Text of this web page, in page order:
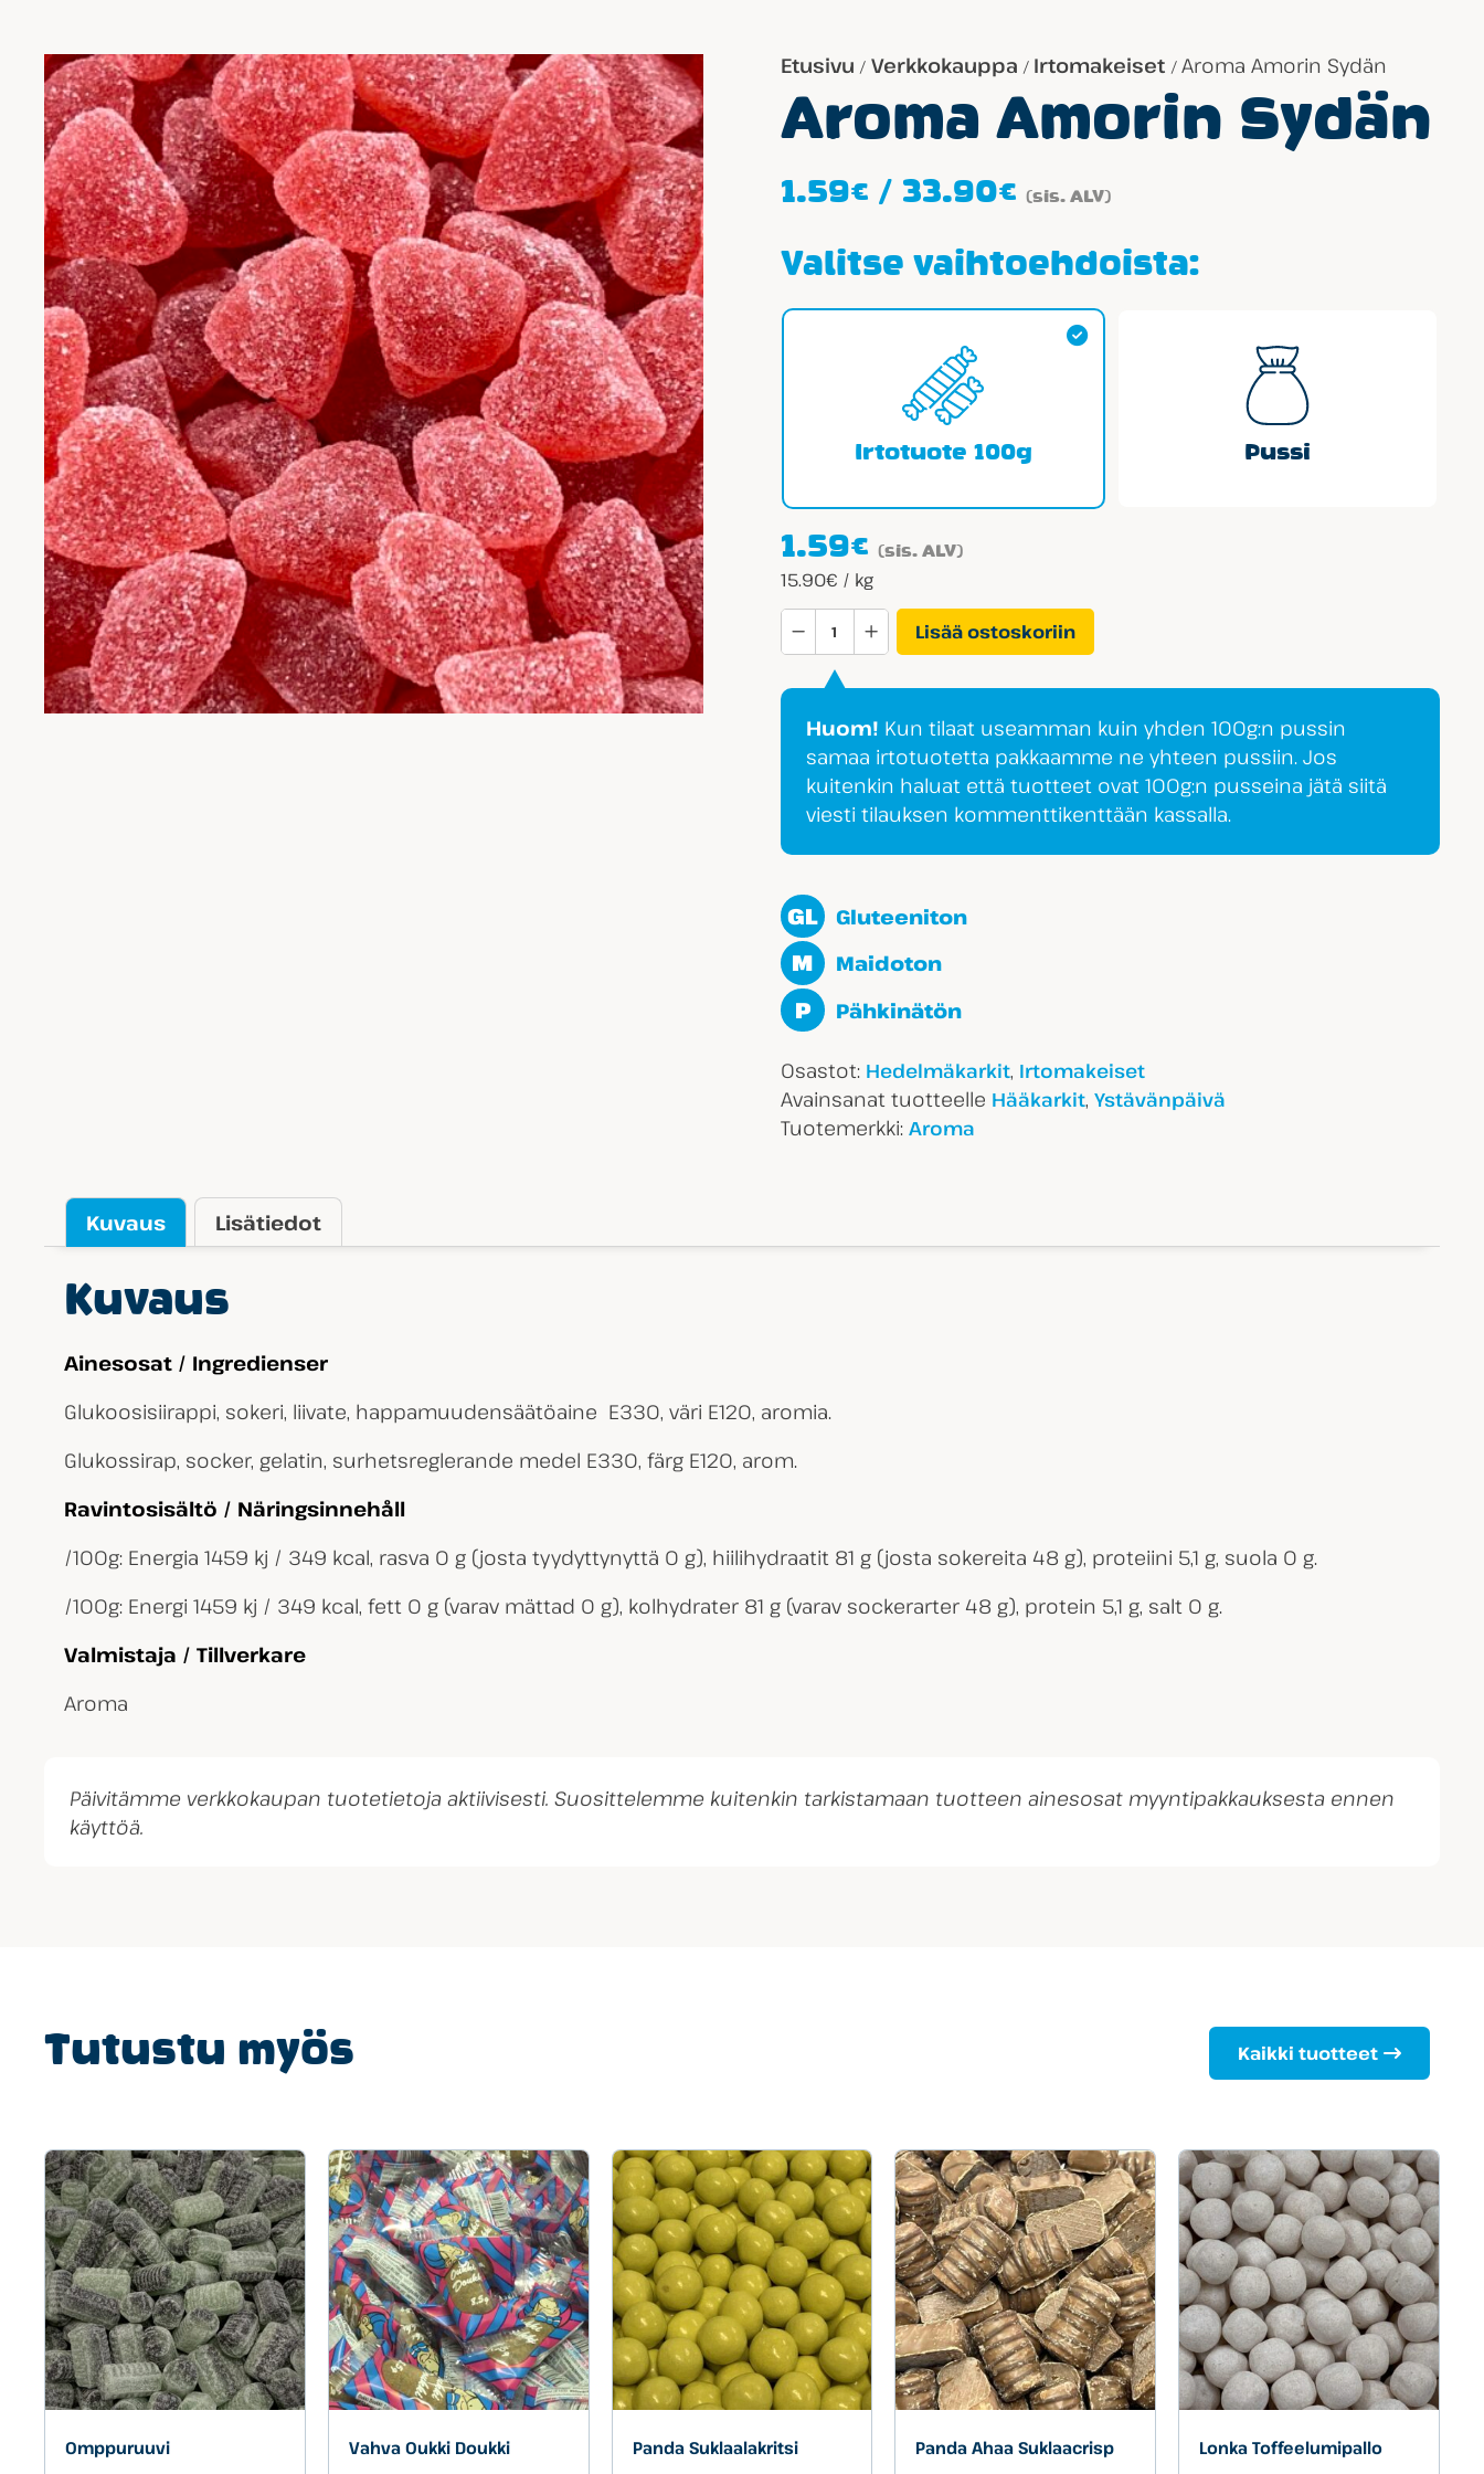
Etusivu / Verkkokauppa / Irtomakeiset / Aroma Amorin Sydän
Aroma Amorin Sydän
1.59€ / 33.90€ Hintaluokka:
-
(sis. ALV)
Valitse vaihtoehdoista:
Irtotuote 100g Pussi
1.59€ (sis. ALV)
15.90€ / kg
Aroma
Amorin
Sydän
Lisää ostoskoriin
Huom! Kun tilaat useamman kuin yhden 100g:n pussin
samaa irtotuotetta pakkaamme ne yhteen pussiin. Jos
kuitenkin haluat että tuotteet ovat 100g:n pusseina jätä siitä
viesti tilauksen kommenttikenttään kassalla.
GL Gluteeniton
M Maidoton
P Pähkinätön
Osastot: Hedelmäkarkit, Irtomakeiset
Avainsanat tuotteelle Hääkarkit, Ystävänpäivä
Tuotemerkki: Aroma
Kuvaus Lisätiedot
Kuvaus
Ainesosat / Ingredienser
Glukoosisiirappi, sokeri, liivate, happamuudensäätöaine E330, väri E120, aromia.
Glukossirap, socker, gelatin, surhetsreglerande medel E330, färg E120, arom.
Ravintosisältö / Näringsinnehåll
/100g: Energia 1459 kj / 349 kcal, rasva 0 g (josta tyydyttynyttä 0 g), hiilihydraatit 81 g (josta sokereita 48 g), proteiini 5,1 g, suola 0 g.
/100g: Energi 1459 kj / 349 kcal, fett 0 g (varav mättad 0 g), kolhydrater 81 g (varav sockerarter 48 g), protein 5,1 g, salt 0 g.
Valmistaja / Tillverkare
Aroma
Päivitämme verkkokaupan tuotetietoja aktiivisesti. Suosittelemme kuitenkin tarkistamaan tuotteen ainesosat myyntipakkauksesta ennen
käyttöä.
Tutustu myös Kaikki tuotteet
Omppuruuvi Vahva Oukki Doukki Panda Suklaalakritsi Panda Ahaa Suklaacrisp Lonka Toffeelumipallo